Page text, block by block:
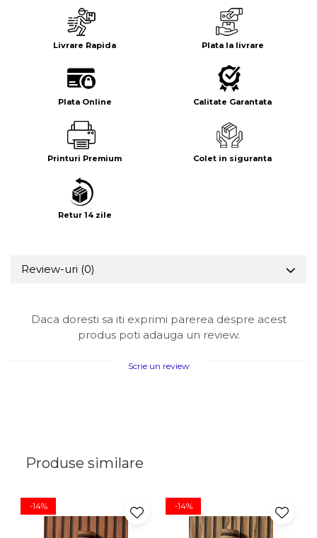
Suport/Coaster din Lemn
Indicatoare de Securitate
Indicatoare de Interzicere
Indicatoare de Obligativitate
Livrare Rapida Plata la livrare
Plata Online Calitate Garantata
Printuri Premium Colet in siguranta
Retur 14 zile
Review-uri (0)
Daca doresti sa iti exprimi parerea despre acest
produs poti adauga un review.
Scrie un review
Produse similare
-14% -14%